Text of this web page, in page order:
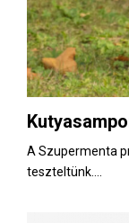
A Szupermenta
teszteltünk....